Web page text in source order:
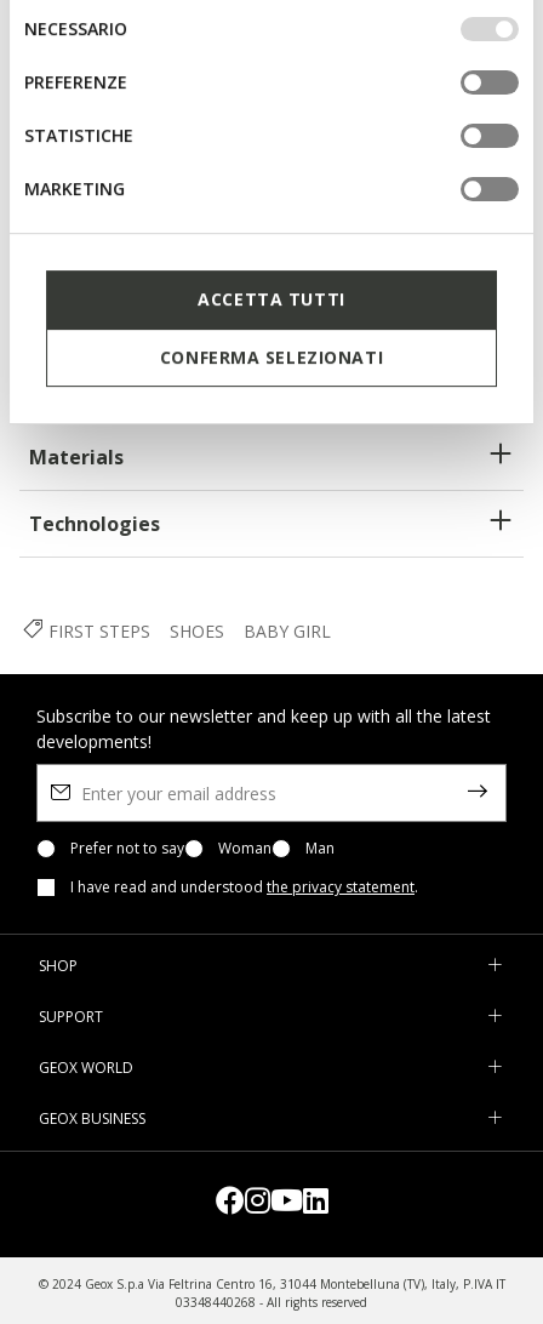
IMPOSTAZIONI potrai anche scegliere quali cookies ed
altri strumenti di tracciamento autorizzare. Per maggiori
informazioni o per modificare in qualsiasi momento le
tue impostazioni, visita la nostra
del
consenso
NECESSARIO
PREFERENZE
STATISTICHE
MARKETING
ACCETTA TUTTI
CONFERMA SELEZIONATI
ITEM CODE:
Read more
Shoes developed in partnership with the Italian
Quick and easy to put on
Single riptape and elasticated lace fastening; Removable
Materials
Technologies
FIRST STEPS SHOES BABY GIRL
Subscribe to our newsletter and keep up with all the latest
developments!
Prefer not to say Woman
Man
I have read and understood the privacy statement.
SHOP
SUPPORT
GEOX WORLD
GEOX BUSINESS
© 2024 Geox S.p.a Via Feltrina Centro 16, 31044 Montebelluna (TV), Italy, P.IVA IT
03348440268 - All rights reserved